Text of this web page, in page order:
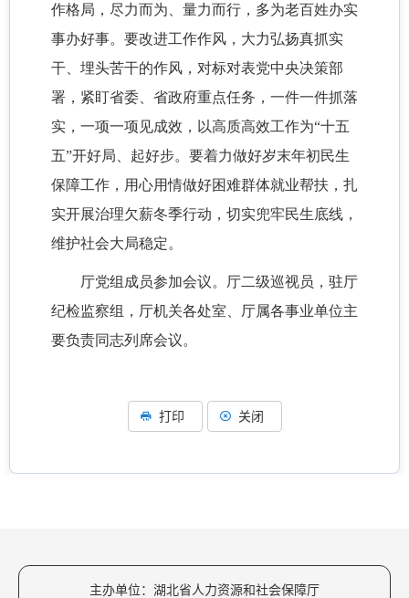
作格局，尽力而为、量力而行，多为老百姓办实
事办好事。要改进工作作风，大力弘扬真抓实
干、埋头苦干的作风，对标对表党中央决策部
署，紧盯省委、省政府重点任务，一件一件抓落
实，一项一项见成效，以高质高效工作为“十五
五”开好局、起好步。要着力做好岁末年初民生
保障工作，用心用情做好困难群体就业帮扶，扎
实开展治理欠薪冬季行动，切实兜牢民生底线，
维护社会大局稳定。
厅党组成员参加会议。厅二级巡视员，驻厅
纪检监察组，厅机关各处室、厅属各事业单位主
要负责同志列席会议。
打印 关闭
主办单位：湖北省人力资源和社会保障厅